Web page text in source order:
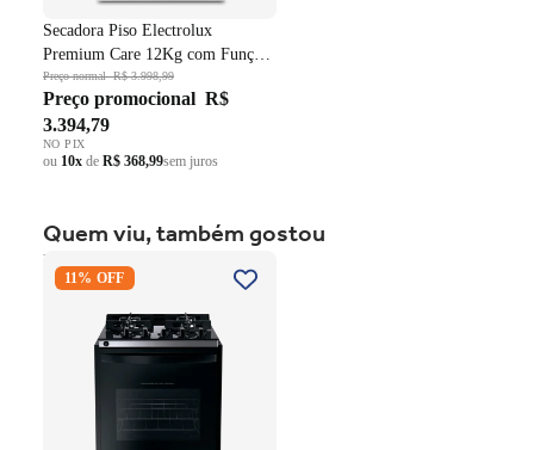
Secadora Piso Electrolux
Premium Care 12Kg com Função
AutoSense SFP12 Branco 220V
Preço normalR$ 3.998,99
Preço promocional R$
3.394,79
NO PIX
ou 10x de R$ 368,99sem juros
Quem viu, também gostou
Fogão 4 Bocas Brastemp de
Embutir BYO4XAE Mesa
Fundido Dupla Chama Preto
11% OFF